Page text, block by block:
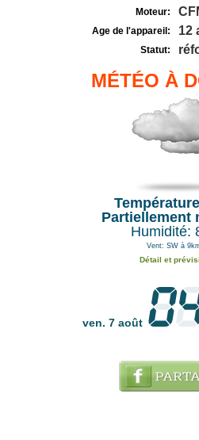
Moteur:
Age de l'appareil: 12
Statut:
MÉTÉO À
Partiellement
Humidité:
Vent: SW à
Détail et
ven. 7 août